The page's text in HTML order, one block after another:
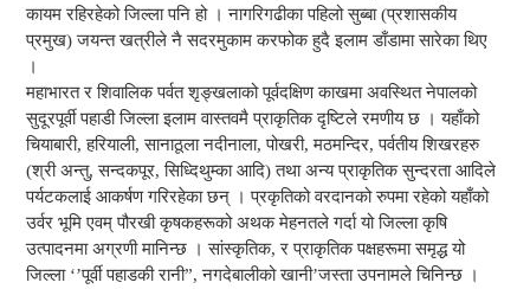
कायम रहिरहेको जिल्ला पनि हो । नागरिगढीका पहिलो सुब्बा (प्रशासकीय
प्रमुख) जयन्त खत्रीले नै सदरमुकाम करफोक हुदै इलाम डाँडामा सारेका थिए
।
महाभारत र शिवालिक पर्वत शृङ्खलाको पूर्वदक्षिण काखमा अवस्थित नेपालको
सुदूरपूर्वी पहाडी जिल्ला इलाम वास्तवमै प्राकृतिक दृष्टिले रमणीय छ । यहाँको
चियाबारी, हरियाली, सानाठूला नदीनाला, पोखरी, मठमन्दिर, पर्वतीय शिखरहरु
(श्री अन्तु, सन्दकपूर, सिध्दिथुम्का आदि) तथा अन्य प्राकृतिक सुन्दरता आदिले
पर्यटकलाई आकर्षण गरिरहेका छन् । प्रकृतिको वरदानको रुपमा रहेको यहाँको
उर्वर भूमि एवम् पौरखी कृषकहरूको अथक मेहनतले गर्दा यो जिल्ला कृषि
उत्पादनमा अग्रणी मानिन्छ । सांस्कृतिक, र प्राकृतिक पक्षहरूमा समृद्ध यो
जिल्ला ‘’पूर्वी पहाडकी रानी”, नगदेबालीको खानी’जस्ता उपनामले चिनिन्छ ।